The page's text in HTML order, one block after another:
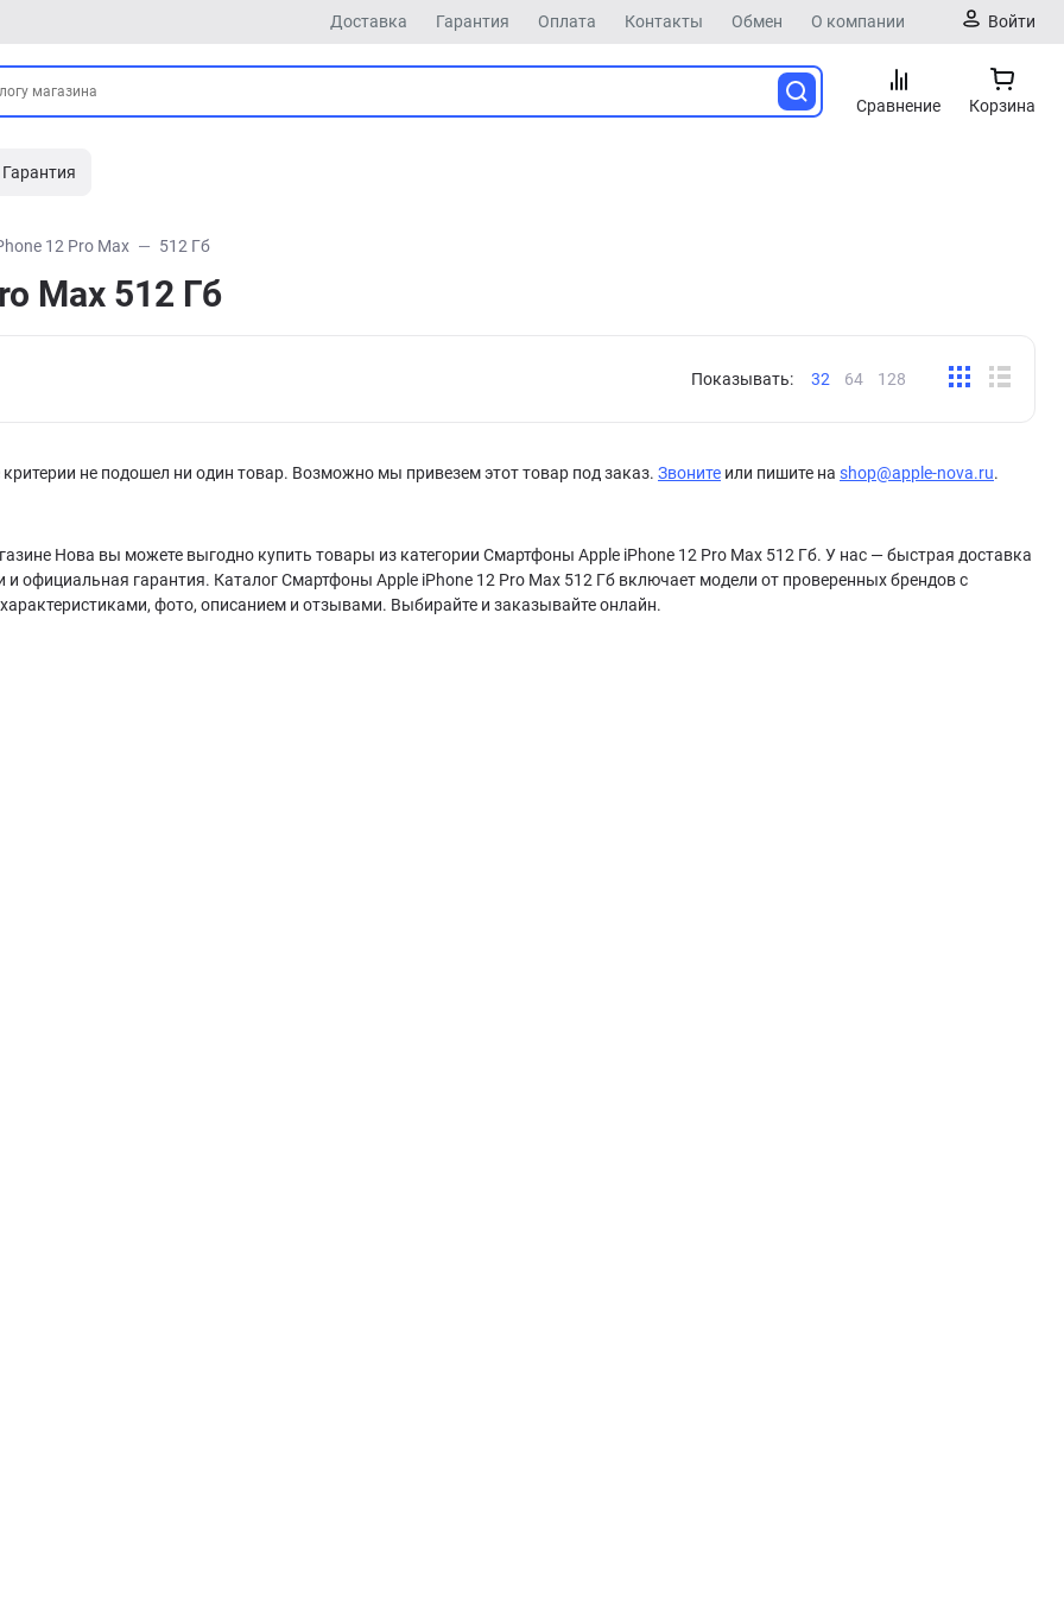
Доставка Гарантия Оплата Контакты Обмен О компании Войти
Сравнение Корзина
Гарантия
12 Pro Max 512 Гб
Max 512 Гб
Показывать: 32 64 128
не подошел ни один товар. Возможно мы привезем этот товар под заказ. Звоните или пишите на shop@apple-nova.ru.
Нова вы можете выгодно купить товары из категории Смартфоны Apple iPhone 12 Pro Max 512 Гб. У нас — быстрая доставка
и официальная гарантия. Каталог Смартфоны Apple iPhone 12 Pro Max 512 Гб включает модели от проверенных брендов с
фото, описанием и отзывами. Выбирайте и заказывайте онлайн.